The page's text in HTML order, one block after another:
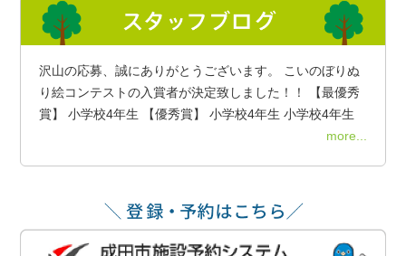
沢山の応募、誠にありがとうございます。 こいのぼりぬ
り絵コンテストの入賞者が決定致しました！！ 【最優秀
賞】 小学校4年生 【優秀賞】 小学校4年生 小学校4年生
more...